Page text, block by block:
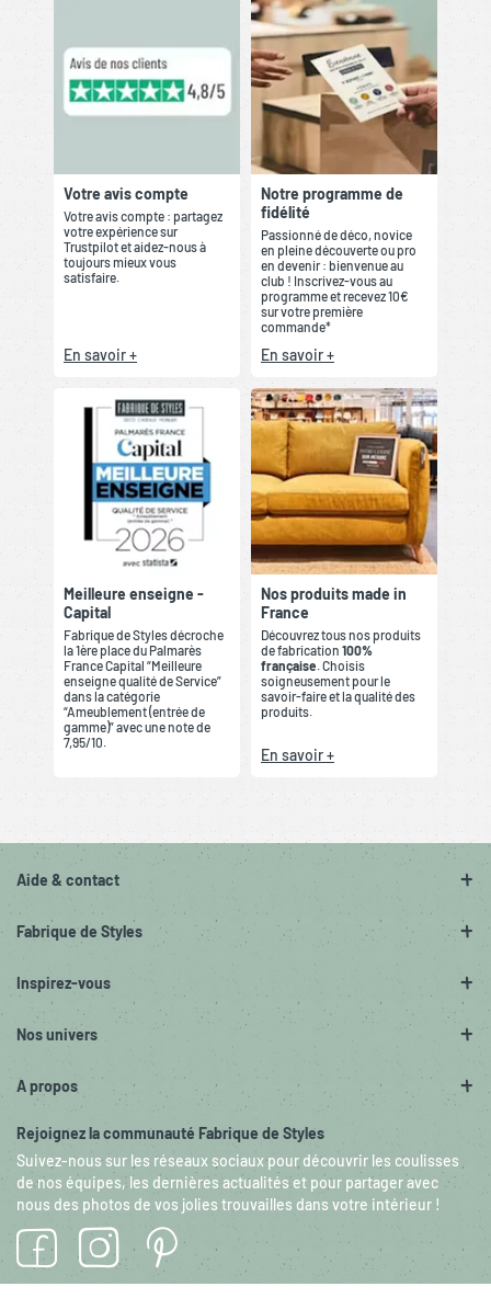
Votre avis compte
Votre avis compte : partagez
votre expérience sur
Trustpilot et aidez-nous à
toujours mieux vous
satisfaire.
En savoir +
Notre programme de
fidélité
Passionné de déco, novice
en pleine découverte ou pro
en devenir : bienvenue au
club ! Inscrivez-vous au
programme et recevez 10€
sur votre première
commande*
En savoir +
Meilleure enseigne -
Capital
Fabrique de Styles décroche
la 1ère place du Palmarès
France Capital “Meilleure
enseigne qualité de Service”
dans la catégorie
“Ameublement (entrée de
gamme)” avec une note de
7,95/10.
Nos produits made in
France
Découvrez tous nos produits
de fabrication 100%
française. Choisis
soigneusement pour le
savoir-faire et la qualité des
produits.
En savoir +
Aide & contact
Fabrique de Styles
Inspirez-vous
Nos univers
A propos
Rejoignez la communauté Fabrique de Styles
Suivez-nous sur les réseaux sociaux pour découvrir les coulisses
de nos équipes, les dernières actualités et pour partager avec
nous des photos de vos jolies trouvailles dans votre intérieur !